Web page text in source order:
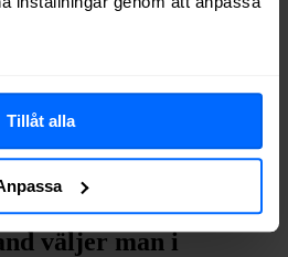
Tillåt alla
på Bredbandsval.se är det bara
väljer man i